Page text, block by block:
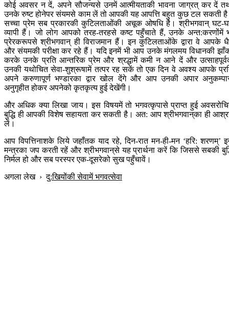
कोई अवसर न दें, अपने सौजन्यसे उनमें आत्मीयताकी भावना जाग्रत् कर दें
उनके रुष्ट होनेपर संयमसे काम लें तो आपकी यह आपत्ति बहुत कुछ टल सकती
सच्चा प्रेम सब प्रकारकी कुटिलताओंकी अचूक ओषधि है। श्रीभगवान् घट-
व्यापी हैं। जो लोग आपको तरह-तरहसे कष्ट पहुँचाते हैं, उनके अन्त:करणोंमें
प्रेरकरूपसे श्रीभगवान् ही विराजमान हैं। इन कुटिलताओंके द्वारा वे आपके
और संयमकी परीक्षा कर रहे हैं। यदि इनमें भी आप उनके मंगलमय विधानकी
करके उनके प्रति आन्तरिक प्रेम और श्रद्धामें कमी न आने दें और
उनकी यथोचित सेवा-शुश्रूषामें तत्पर रह सकें तो एक दिन वे अवश्य आपके
अपने करुणापूर्ण भण्डारका द्वार खोल देंगे और आप उनकी अपार
अनुगृहीत होकर अपनेको कृतकृत्य हुई देखेंगी।
और अधिक क्या लिखा जाय। इस विषयमें तो भगवत्कृपासे प्राप्त हुई
बुद्धि ही आपकी विशेष सहायता कर सकती है। अत: आप श्रीभगवान‍्का ही
लें।
आप विपत्तिनाशके लिये जहाँतक याद रहे, दिन-रात मन-ही-मन ‘हरि: शरणम्’
मन्त्रका जप करती रहें और श्रीभगवान‍्से यह प्रार्थना करें कि जिससे सबकी
निर्मल हो और सब परस्पर एक-दूसरेको सुख पहुँचावें।
अगला लेख›दु:खियोंकी सेवामें भगवत्सेवा